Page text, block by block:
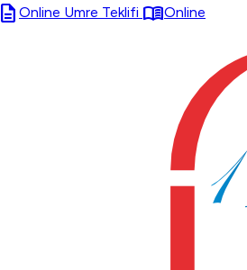
description Online Umre Teklifi menu_bookOnline